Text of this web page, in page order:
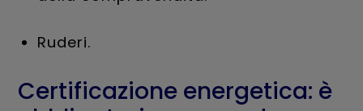
Ruderi.
Certificazione energetica: è